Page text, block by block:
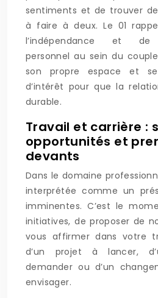
sentiments et de trouver
à faire à deux. Le 01
l’indépendance et de
personnel au sein du
son propre espace et
d’intérêt pour que la
durable.
Travail et carrière :
opportunités et
devants
Dans le domaine
interprétée comme un
imminentes. C’est le
initiatives, de proposer de
vous affirmer dans votre
d’un projet à lancer,
demander ou d’un
envisager.